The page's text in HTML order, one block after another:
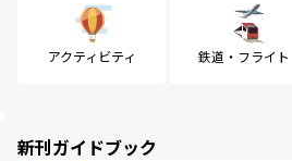
アクティビティ 鉄道・フライト
新刊ガイドブック